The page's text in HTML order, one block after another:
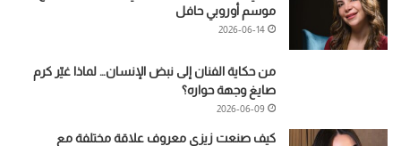
موسم أوروبي حافل
2026-06-14
من حكاية الفنان إلى نبض الإنسان… لماذا غيّر كرم
صايغ وجهة حواره؟
2026-06-09
كيف صنعت زيزي معروف علاقة مختلفة مع